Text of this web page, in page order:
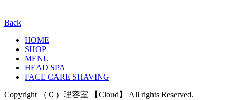
Back
HOME
SHOP
MENU
HEAD SPA
FACE CARE SHAVING
Copyright （Ｃ）理容室 【Cloud】 All rights Reserved.